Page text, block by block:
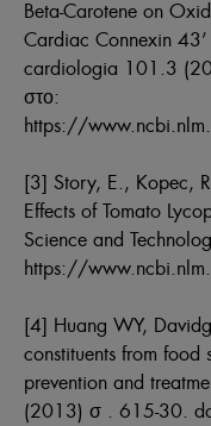
Beta-Carotene on
Cardiac Connexin
cardiologia 101.3
στο:
https://
[3] Story, E., Kopec,
Effects of Tomato
Science and
https://
[4] Huang WY,
constituents from food
prevention and
(2013) σ . 615-30.